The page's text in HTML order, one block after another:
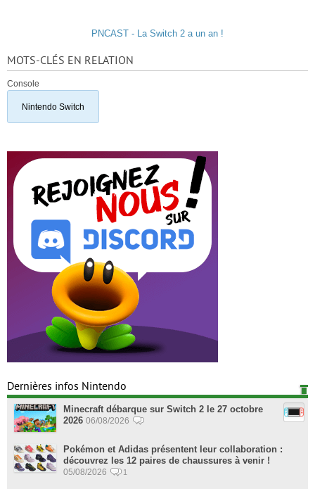
PNCAST - La Switch 2 a un an !
MOTS-CLÉS EN RELATION
Console
Nintendo Switch
Dernières infos Nintendo
Minecraft débarque sur Switch 2 le 27 octobre
2026 06/08/2026
Pokémon et Adidas présentent leur collaboration :
découvrez les 12 paires de chaussures à venir !
05/08/2026 1